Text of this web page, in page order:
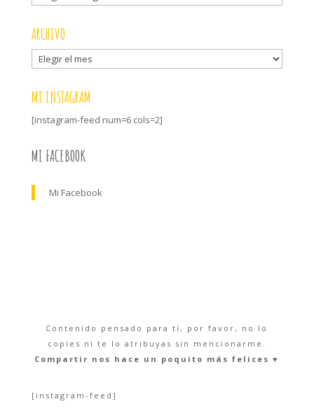
categorías
ARCHIVO
Archivo
MI INSTAGRAM
[instagram-feed num=6 cols=2]
MI FACEBOOK
Mi Facebook
Contenido pensado para tí, por favor, no lo
copies ni te lo atribuyas sin mencionarme.
Compartir nos hace un poquito más felices ♥︎
[instagram-feed]